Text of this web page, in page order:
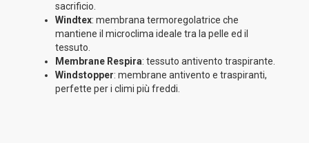
sacrificio.
Windtex: membrana termoregolatrice che
mantiene il microclima ideale tra la pelle ed il
tessuto.
Membrane Respira: tessuto antivento traspirante.
Windstopper: membrane antivento e traspiranti,
perfette per i climi più freddi.